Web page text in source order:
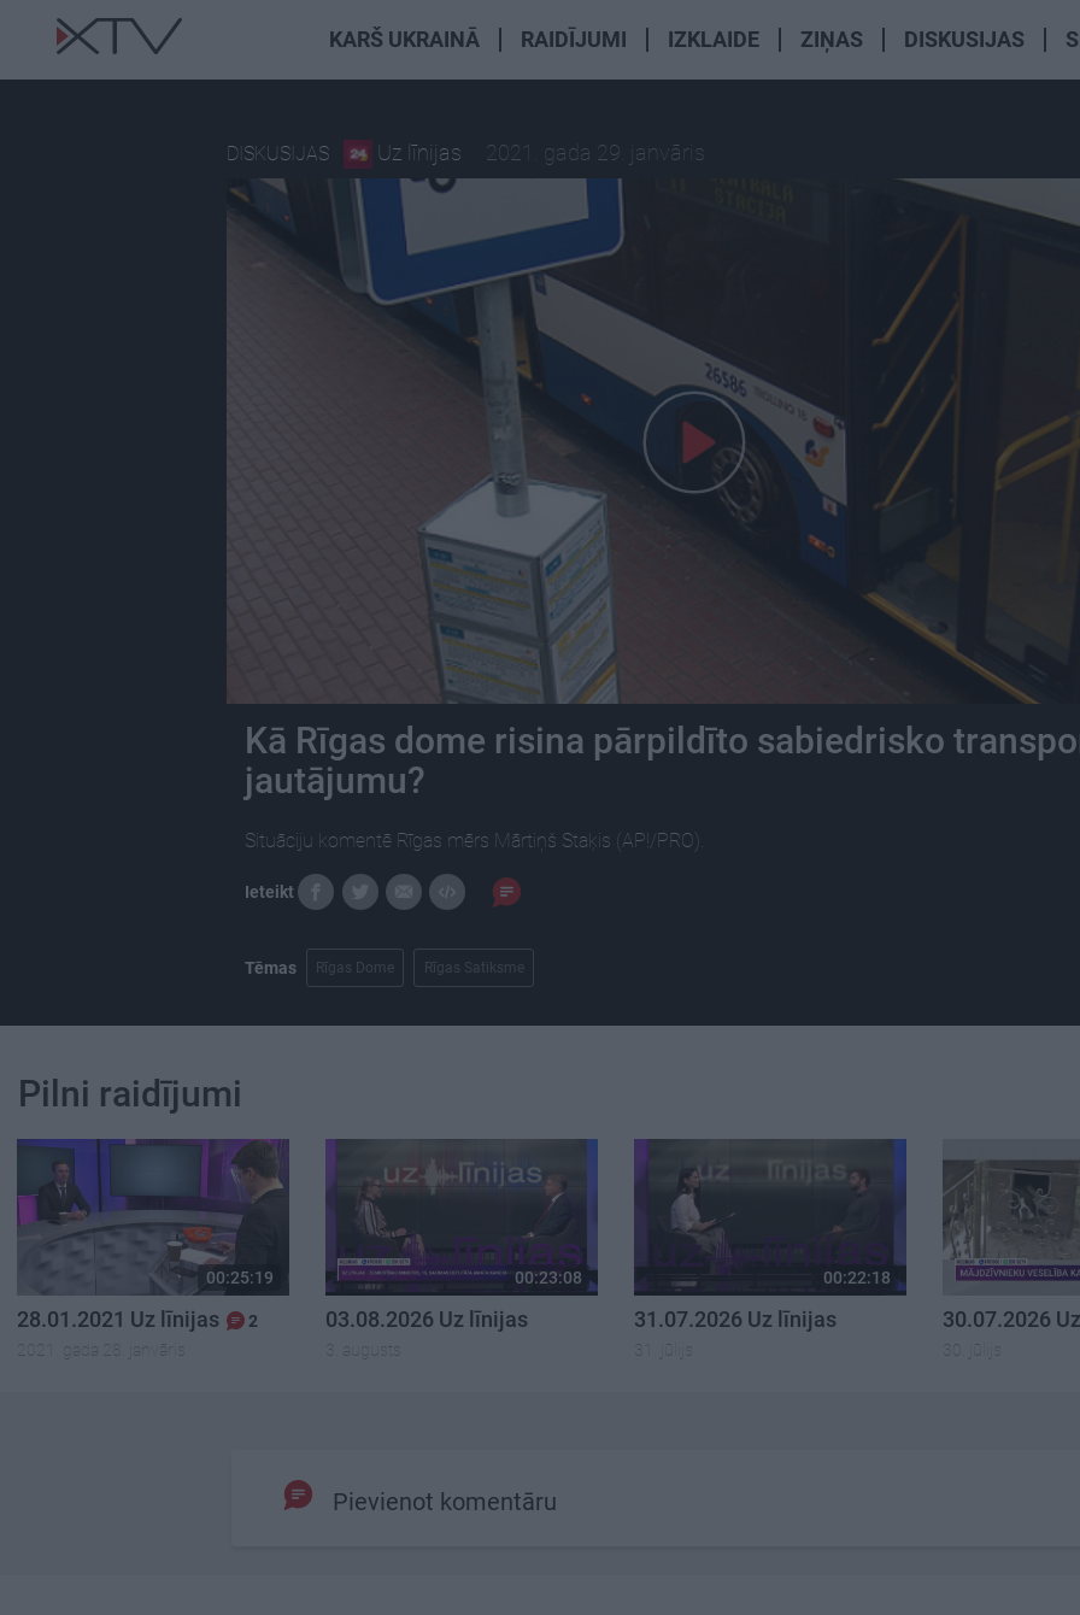
KARŠ UKRAINĀ RAIDĪJUMI IZKLAIDE ZIŅAS DISKUSIJAS
DISKUSIJAS Uz līnijas 2021. gada 29. janvāris
Kā Rīgas dome risina pārpildīto sabiedrisko
jautājumu?
Situāciju komentē Rīgas mērs Mārtiņš Staķis (AP!/PRO).
Ieteikt
Tēmas Rīgas Dome Rīgas Satiksme
Pilni raidījumi
00:25:19
28.01.2021 Uz līnijas
2
2021. gada 28. janvāris
00:23:08
03.08.2026 Uz līnijas
3. augusts
00:22:18
31.07.2026 Uz līnijas
31. jūlijs
30.07.2026
30. jūlijs
Pievienot komentāru